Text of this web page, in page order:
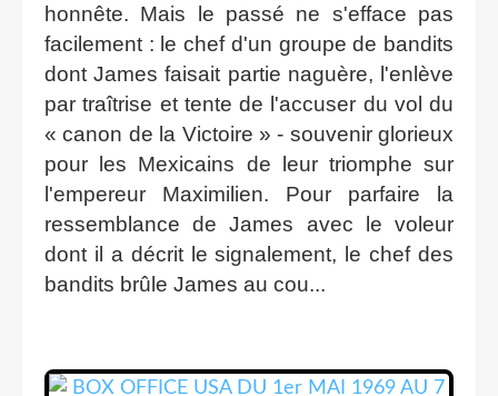
honnête. Mais le passé ne s'efface pas
facilement : le chef d'un groupe de bandits
dont James faisait partie naguère, l'enlève
par traîtrise et tente de l'accuser du vol du
« canon de la Victoire » - souvenir glorieux
pour les Mexicains de leur triomphe sur
l'empereur Maximilien. Pour parfaire la
ressemblance de James avec le voleur
dont il a décrit le signalement, le chef des
bandits brûle James au cou...